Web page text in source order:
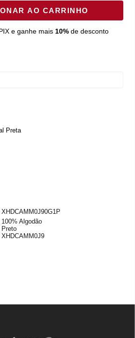
AO CARRINHO
e ganhe mais 10%de desconto
Preta
XHDCAMM0J90G1P
100% Algodão
Preto
XHDCAMM0J9